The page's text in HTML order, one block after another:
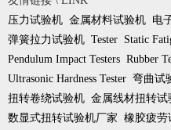
压力试验机 金属材料试验机 电
弹簧拉力试验机 Tester Static
Pendulum Impact Testers Rubber
Ultrasonic Hardness Tester 弯曲试
扭转卷绕试验机 金属线材扭转试
数显式扭转试验机厂家 橡胶疲劳